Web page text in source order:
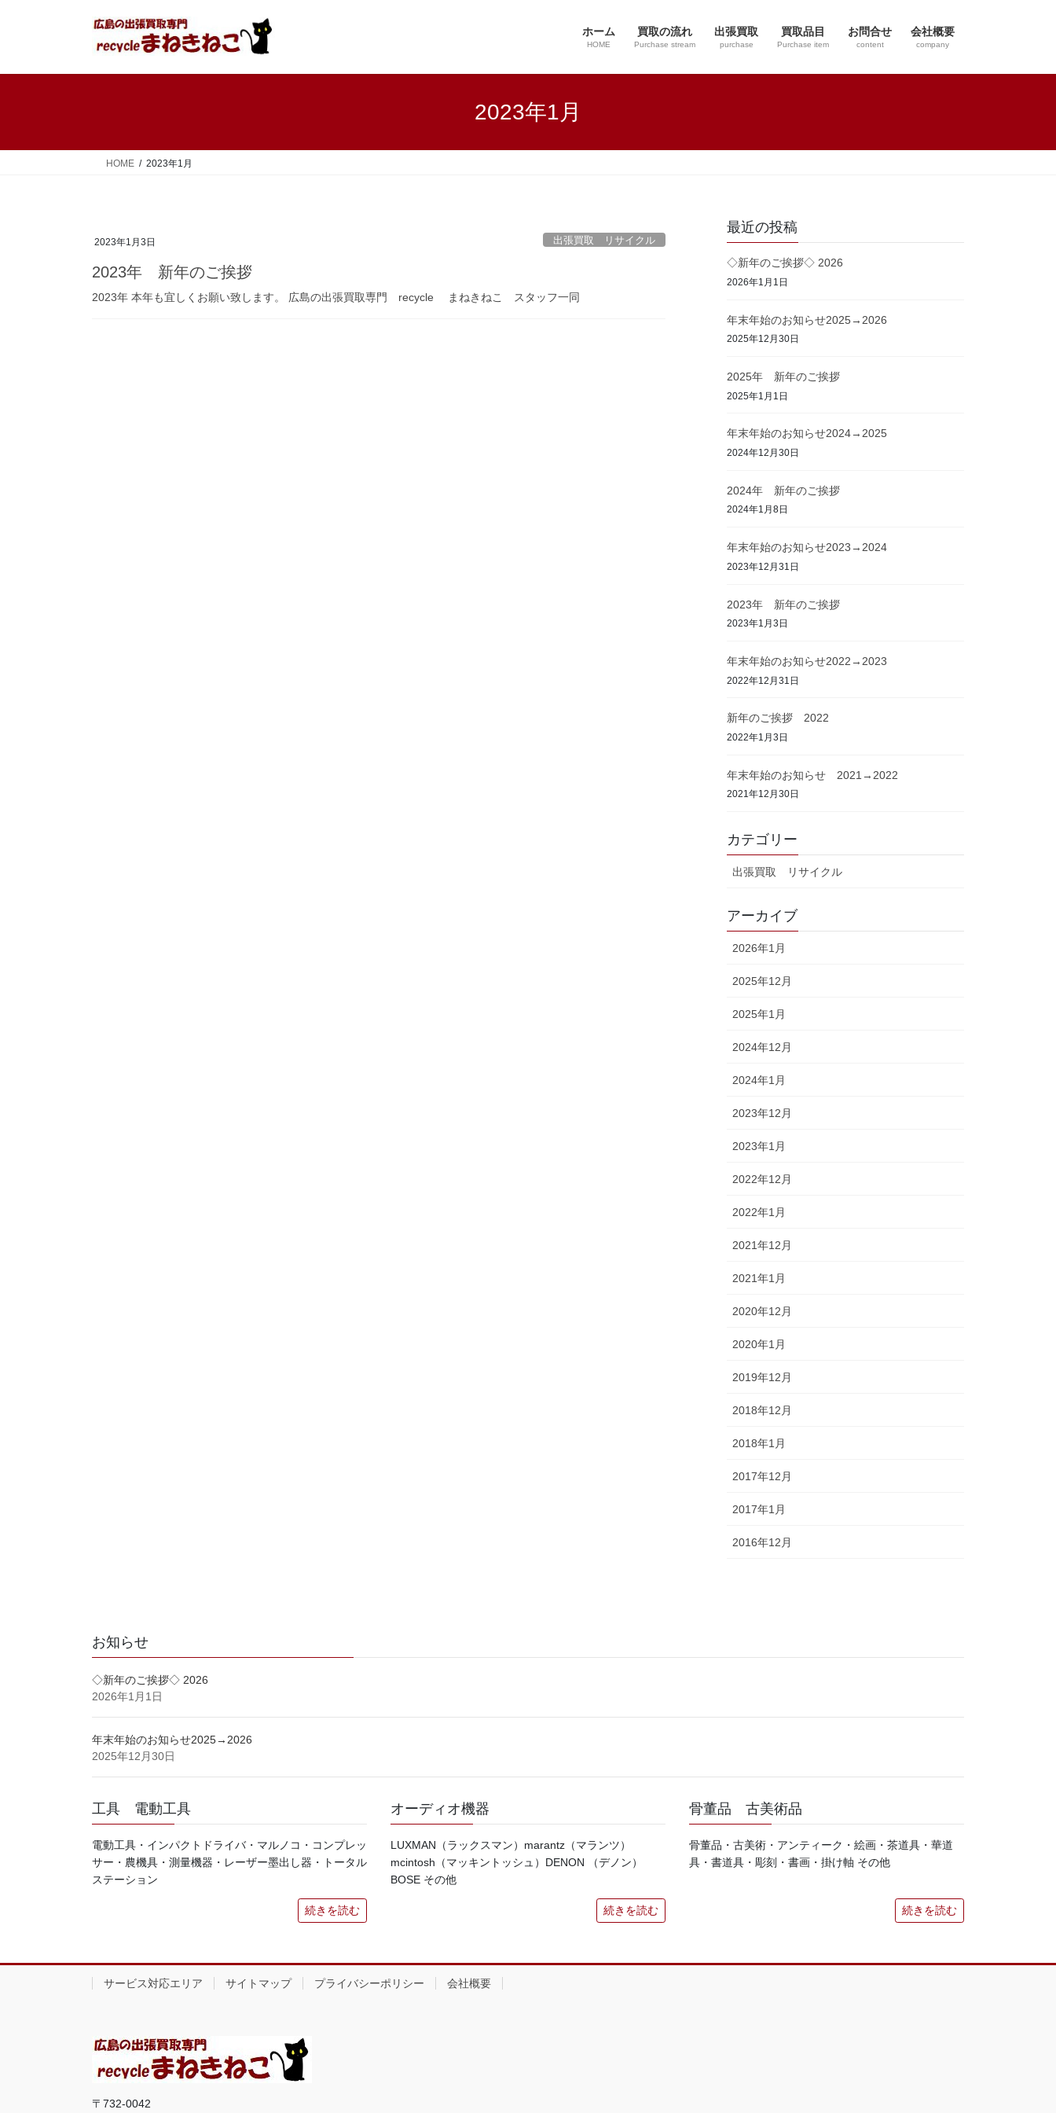
ホーム
HOME
買取の流れ
Purchase stream
出張買取
purchase
買取品目
Purchase item
お問合せ
content
会社概要
company
2023年1月
HOME 2023年1月
2023年1月3日 出張買取 リサイクル
2023年 新年のご挨拶
2023年 本年も宜しくお願い致します。 広島の出張買取専門 recycle まねきねこ スタッフ一同
最近の投稿
◇新年のご挨拶◇ 2026
2026年1月1日
年末年始のお知らせ2025→2026
2025年12月30日
2025年 新年のご挨拶
2025年1月1日
年末年始のお知らせ2024→2025
2024年12月30日
2024年 新年のご挨拶
2024年1月8日
年末年始のお知らせ2023→2024
2023年12月31日
2023年 新年のご挨拶
2023年1月3日
年末年始のお知らせ2022→2023
2022年12月31日
新年のご挨拶 2022
2022年1月3日
年末年始のお知らせ 2021→2022
2021年12月30日
カテゴリー
出張買取 リサイクル
アーカイブ
2026年1月
2025年12月
2025年1月
2024年12月
2024年1月
2023年12月
2023年1月
2022年12月
2022年1月
2021年12月
2021年1月
2020年12月
2020年1月
2019年12月
2018年12月
2018年1月
2017年12月
2017年1月
2016年12月
お知らせ
◇新年のご挨拶◇ 2026
2026年1月1日
年末年始のお知らせ2025→2026
2025年12月30日
工具 電動工具
電動工具・インパクトドライバ・マルノコ・コンプレッ
サー・農機具・測量機器・レーザー墨出し器・トータル
ステーション
続きを読む
オーディオ機器
LUXMAN（ラックスマン）marantz（マランツ）
mcintosh（マッキントッシュ）DENON （デノン）
BOSE その他
続きを読む
骨董品 古美術品
骨董品・古美術・アンティーク・絵画・茶道具・華道
具・書道具・彫刻・書画・掛け軸 その他
続きを読む
サービス対応エリア サイトマップ プライバシーポリシー 会社概要
〒732-0042